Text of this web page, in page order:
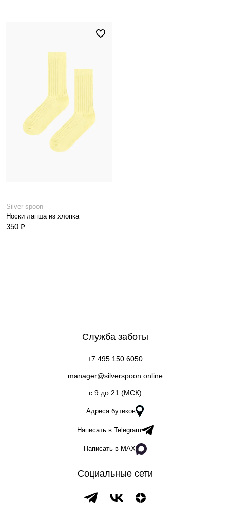
Silver spoon
Носки лапша из хлопка
350 ₽
Служба заботы
+7 495 150 6050
manager@silverspoon.online
c 9 до 21 (МСК)
Адреса бутиков
Написать в Telegram
Написать в MAX
Социальные сети